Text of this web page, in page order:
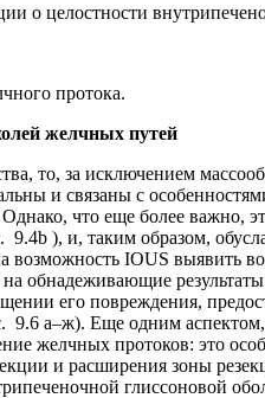
о целостности
протока.
желчных путей
то, за исключением
и связаны с
что еще более важно,
), и, таким образом,
возможность IOUS выявить
обнадеживающие
его повреждения,
9.6 а–ж). Еще одним
желчных протоков: это
и расширения зоны
глиссоновой